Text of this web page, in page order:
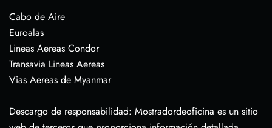
Cabo de Aire
Euroalas
Lineas Aereas Condor
Transavia Lineas Aereas
Vias Aereas de Myanmar
Descargo de responsabilidad: Mostradordeoficina es un sitio